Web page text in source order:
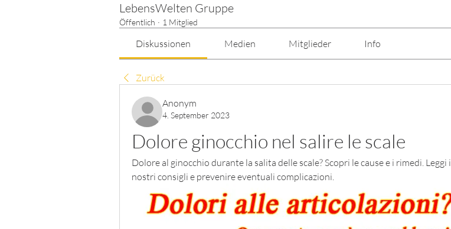
LebensWelten Gruppe
Öffentlich · 1 Mitglied
Diskussionen Medien Mitglieder Info
Zurück
Anonym
4. September 2023
Dolore ginocchio nel salire le scale
Dolore al ginocchio durante la salita delle scale? Scopri le cause e i rimedi. Leggi i
nostri consigli e prevenire eventuali complicazioni.